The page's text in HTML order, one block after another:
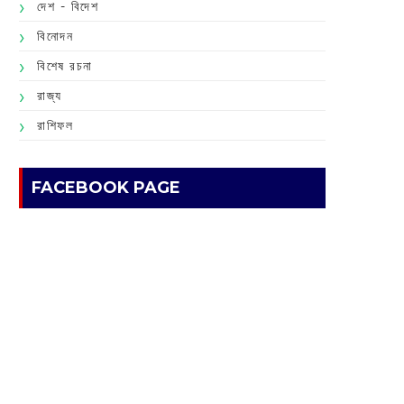
দেশ - বিদেশ
বিনোদন
বিশেষ রচনা
রাজ্য
রাশিফল
FACEBOOK PAGE